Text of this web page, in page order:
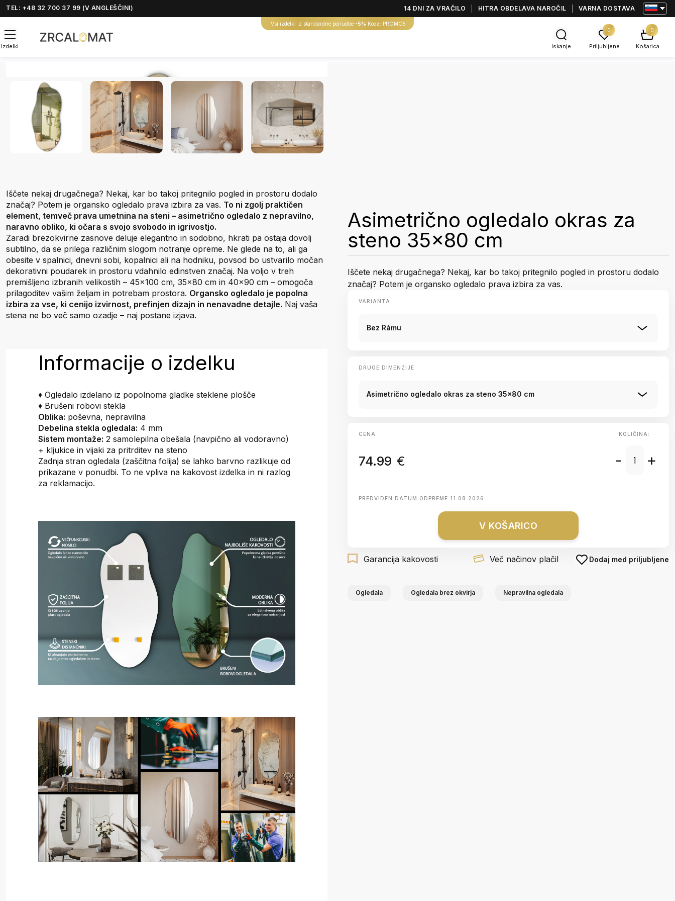
TEL: +48 32 700 37 99 (V ANGLEŠČINI) 14 DNI ZA VRAČILO HITRA OBDELAVA NAROČIL VARNA DOSTAVA
Vsi izdelki iz standardne ponudbe -5% Koda: PROMO5
Izdelki Iskanje
0
Priljubljene
0
Košarica
Iščete nekaj drugačnega? Nekaj, kar bo takoj pritegnilo pogled in prostoru dodalo
značaj? Potem je organsko ogledalo prava izbira za vas. To ni zgolj praktičen
element, temveč prava umetnina na steni – asimetrično ogledalo z nepravilno,
naravno obliko, ki očara s svojo svobodo in igrivostjo.
Zaradi brezokvirne zasnove deluje elegantno in sodobno, hkrati pa ostaja dovolj
subtilno, da se prilega različnim slogom notranje opreme. Ne glede na to, ali ga
obesite v spalnici, dnevni sobi, kopalnici ali na hodniku, povsod bo ustvarilo močan
dekorativni poudarek in prostoru vdahnilo edinstven značaj. Na voljo v treh
premišljeno izbranih velikostih – 45x100 cm, 35x80 cm in 40x90 cm – omogoča
prilagoditev vašim željam in potrebam prostora. Organsko ogledalo je popolna
izbira za vse, ki cenijo izvirnost, prefinjen dizajn in nenavadne detajle. Naj vaša
stena ne bo več samo ozadje – naj postane izjava.
Informacije o izdelku
♦ Ogledalo izdelano iz popolnoma gladke steklene plošče
♦ Brušeni robovi stekla
Oblika: poševna, nepravilna
Debelina stekla ogledala: 4 mm
Sistem montaže: 2 samolepilna obešala (navpično ali vodoravno)
+ kljukice in vijaki za pritrditev na steno
Zadnja stran ogledala (zaščitna folija) se lahko barvno razlikuje od
prikazane v ponudbi. To ne vpliva na kakovost izdelka in ni razlog
za reklamacijo.
Asimetrično ogledalo okras za
steno 35x80 cm
Iščete nekaj drugačnega? Nekaj, kar bo takoj pritegnilo pogled in prostoru dodalo
značaj? Potem je organsko ogledalo prava izbira za vas.
VARIANTA
Bez Rámu
DRUGE DIMENZIJE
Asimetrično ogledalo okras za steno 35x80 cm
CENA
74.99 €
KOLIČINA:
- +
PREDVIDEN DATUM ODPREME 11.08.2026
V KOŠARICO
Garancija kakovosti Več načinov plačil Dodaj med priljubljene
Ogledala Ogledala brez okvirja Nepravilna ogledala